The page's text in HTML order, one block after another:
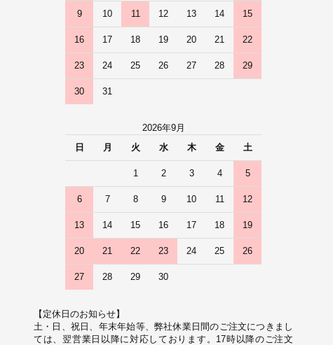
9 10 11 12 13 14 15
16 17 18 19 20 21 22
23 24 25 26 27 28 29
30 31
2026年9月
日
月 火 水 木 金 土
1 2 3 4 5
6 7 8 9 10 11 12
13 14 15 16 17 18 19
20 21 22 23 24 25 26
27 28 29 30
【定休日のお知らせ】
土・日、祝日、年末年始等、弊社休業日間のご注文につきまし
ては、翌営業日以降に対応しております。17時以降のご注文